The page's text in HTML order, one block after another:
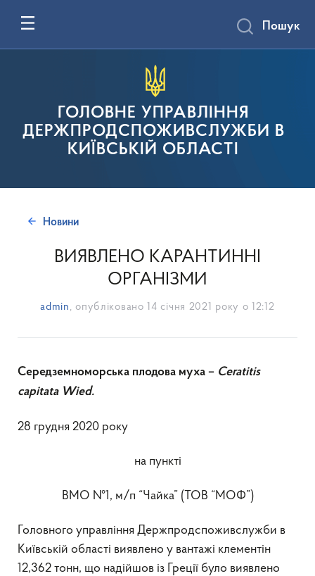
ГОЛОВНЕ УПРАВЛІННЯ
ДЕРЖПРОДСПОЖИВСЛУЖБИ В
КИЇВСЬКІЙ ОБЛАСТІ
Пошук
Новини
ВИЯВЛЕНО КАРАНТИННІ
ОРГАНІЗМИ
admin , опубліковано 14 січня 2021 року о 12:12
Середземноморська плодова муха – Ceratitis
capitata Wied.
28 грудня 2020 року
на пункті
ВМО №1, м/п “Чайка” (ТОВ “МОФ”)
Головного управління Держпродспоживслужби в
Київській області виявлено у вантажі клементін
12,362 тонн, що надійшов із Греції було виявлено